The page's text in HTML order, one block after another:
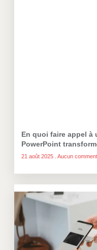
En quoi faire appel à
PowerPoint
21 août 2025 Aucun